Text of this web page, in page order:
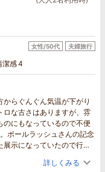
潔感4
女性/50代 夫婦旅行
らぐんぐん気温が下がり
ロな古さはありますが、雰
のにもなっているので不便
ポールラッシュさんの記念
示になっていたので行っ
な茹で加減、漬物も美味し
詳しくみる